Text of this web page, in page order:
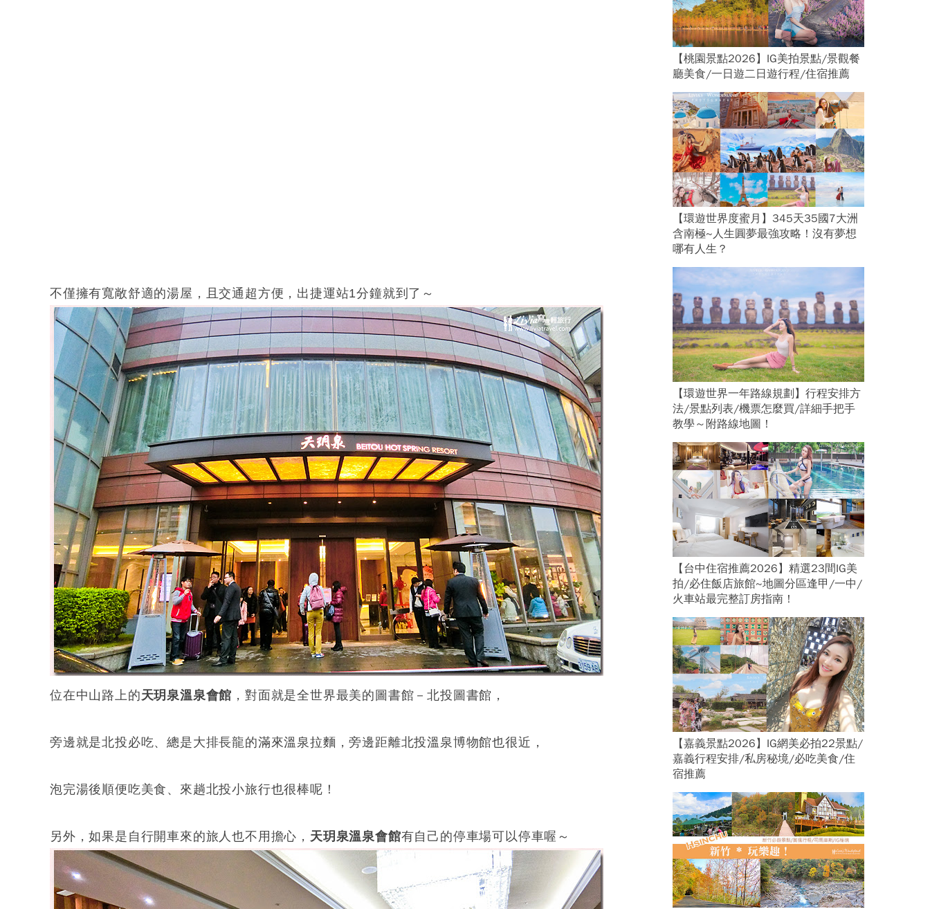
不僅擁有寬敞舒適的湯屋，且交通超方便，出捷運站1分鐘就到了～
位在中山路上的天玥泉溫泉會館 ，對面就是全世界最美的圖書館－北投圖書館，
旁邊就是北投必吃、總是大排長龍的滿來溫泉拉麵，旁邊距離北投溫泉博物館也很近，
泡完湯後順便吃美食、來趟北投小旅行也很棒呢！
另外，如果是自行開車來的旅人也不用擔心， 天玥泉溫泉會館有自己的停車場可以停車喔～
【桃園景點2026】IG美拍景點/景觀餐
廳美食/一日遊二日遊行程/住宿推薦
【環遊世界度蜜月】345天35國7大洲
含南極~人生圓夢最強攻略！沒有夢想
哪有人生？
【環遊世界一年路線規劃】行程安排方
法/景點列表/機票怎麼買/詳細手把手
教學～附路線地圖！
【台中住宿推薦2026】精選23間IG美
拍/必住飯店旅館~地圖分區逢甲/一中/
火車站最完整訂房指南！
【嘉義景點2026】IG網美必拍22景點/
嘉義行程安排/私房秘境/必吃美食/住
宿推薦